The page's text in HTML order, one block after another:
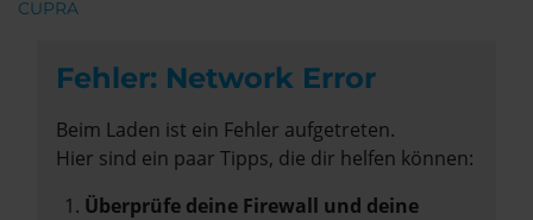
CUPRA
Fehler: Network Error
Beim Laden ist ein Fehler aufgetreten.
Hier sind ein paar Tipps, die dir helfen können:
Überprüfe deine Firewall und deine